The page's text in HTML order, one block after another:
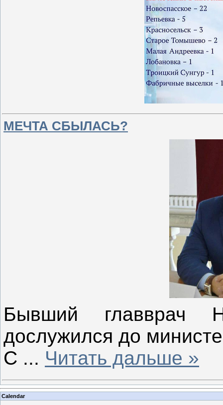
МЕЧТА СБЫЛАСЬ?
Бывший главврач
дослужился до
С ... Читать дальше »
Calendar